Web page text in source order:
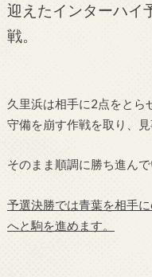
迎えたインターハイ
戦。
久里浜は相手に2点をとら
守備を崩す作戦を取り、
そのまま順調に勝ち進んで
予選決勝では青葉を相手
へと駒を進めます。